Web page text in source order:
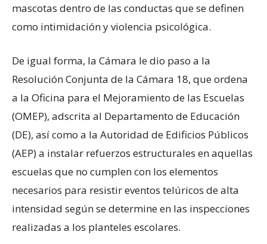
mascotas dentro de las conductas que se definen
como intimidación y violencia psicológica.
De igual forma, la Cámara le dio paso a la
Resolución Conjunta de la Cámara 18, que ordena
a la Oficina para el Mejoramiento de las Escuelas
(OMEP), adscrita al Departamento de Educación
(DE), así como a la Autoridad de Edificios Públicos
(AEP) a instalar refuerzos estructurales en aquellas
escuelas que no cumplen con los elementos
necesarios para resistir eventos telúricos de alta
intensidad según se determine en las inspecciones
realizadas a los planteles escolares.